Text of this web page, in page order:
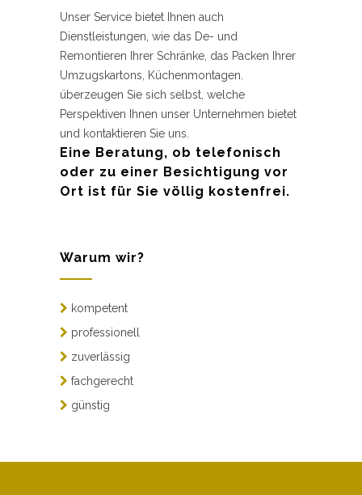
Unser Service bietet Ihnen auch
Dienstleistungen, wie das De- und
Remontieren Ihrer Schränke, das Packen Ihrer
Umzugskartons, Küchenmontagen.
überzeugen Sie sich selbst, welche
Perspektiven Ihnen unser Unternehmen bietet
und kontaktieren Sie uns.
Eine Beratung, ob telefonisch
oder zu einer Besichtigung vor
Ort ist für Sie völlig kostenfrei.
Warum wir?
kompetent
professionell
zuverlässig
fachgerecht
günstig